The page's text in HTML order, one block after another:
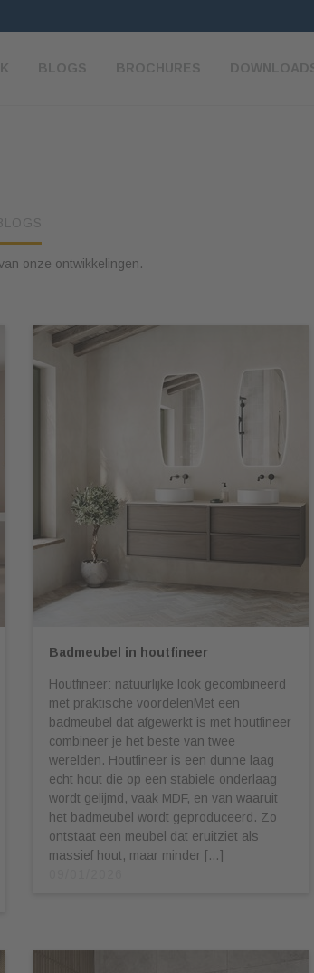
BLOGS BROCHURES
onze ontwikkelingen.
Badmeubel in houtfineer
Houtfineer: natuurlijke look gecombineerd
met praktische voordelenMet een
badmeubel dat afgewerkt is met houtfineer
combineer je het beste van twee
werelden. Houtfineer is een dunne laag
echt hout die op een stabiele onderlaag
wordt gelijmd, vaak MDF, en van waaruit
het badmeubel wordt geproduceerd. Zo
ontstaat een meubel dat eruitziet als
massief hout, maar minder […]